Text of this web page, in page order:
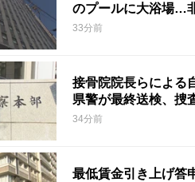
のプールに大浴場…
33分前
接骨院院長らによ
県警が最終送検、捜
34分前
最低賃金引き上げ